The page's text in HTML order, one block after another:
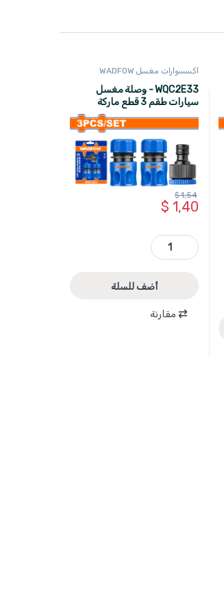
اكسسوارات مغسل WADFOW
WQC2E33 - وصلة مغسل
سيارات طقم 3 قطع ماركة
WADFOW
$ 1,40
$1,54
WQC2E33 - وصلة مغسل سيارات طقم 3 قطع ماركة WADFOW quantity
أضف للسلة
مقارنة